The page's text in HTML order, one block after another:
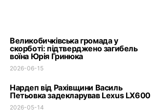
Великобичківська громада у
скорботі: підтверджено загибель
воїна Юрія Гринюка
2026-06-15
Нардеп від Рахівщини Василь
Петьовка задекларував Lexus LX600
2026-05-14